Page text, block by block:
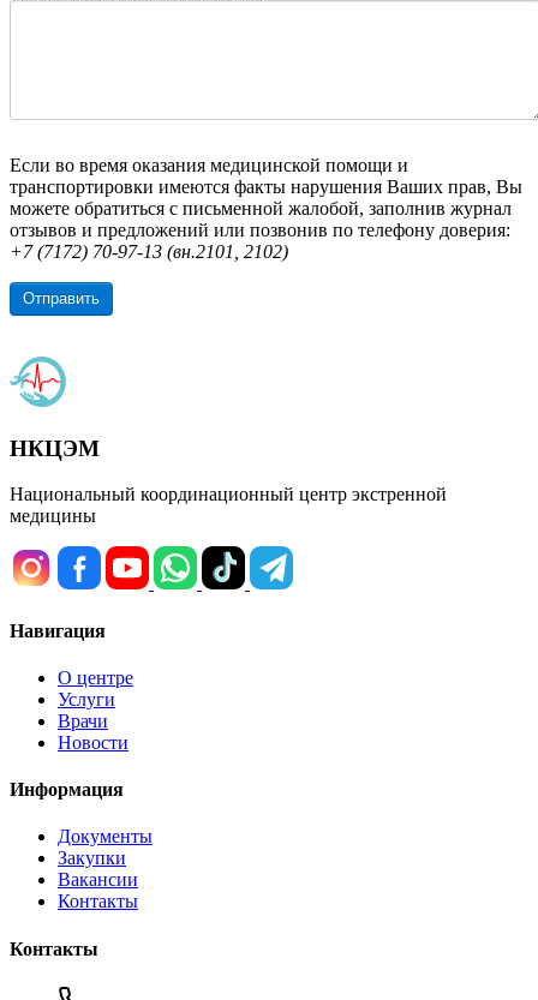
Если во время оказания медицинской помощи и
транспортировки имеются факты нарушения Ваших прав, Вы
можете обратиться с письменной жалобой, заполнив журнал
отзывов и предложений или позвонив по телефону доверия:
+7 (7172) 70-97-13 (вн.2101, 2102)
Отправить
НКЦЭМ
Национальный координационный центр экстренной
медицины
Навигация
О центре
Услуги
Врачи
Новости
Информация
Документы
Закупки
Вакансии
Контакты
Контакты